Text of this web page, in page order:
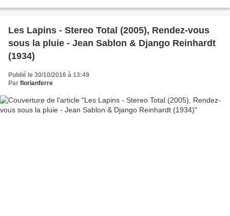
Les Lapins - Stereo Total (2005), Rendez-vous
sous la pluie - Jean Sablon & Django Reinhardt
(1934)
Publié le 30/10/2016 à 13:49
Par florianferre